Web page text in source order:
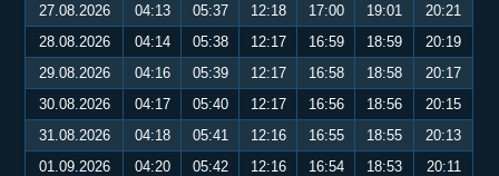
27.08.2026
04:13 05:37 12:18 17:00 19:01
20:21
28.08.2026
04:14 05:38 12:17 16:59 18:59
20:19
29.08.2026
04:16 05:39 12:17 16:58 18:58
20:17
30.08.2026
04:17 05:40 12:17 16:56 18:56
20:15
31.08.2026
04:18 05:41 12:16 16:55 18:55
20:13
01.09.2026
04:20 05:42 12:16 16:54 18:53
20:11